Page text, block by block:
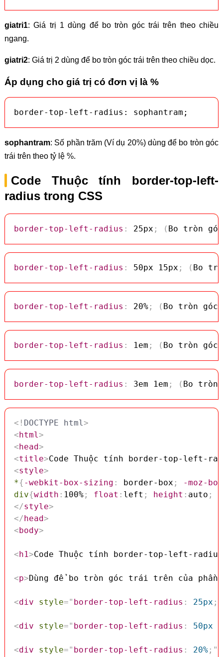
giatri1: Giá trị 1 dùng để bo tròn góc trái trên theo chiều
ngang.
giatri2: Giá trị 2 dùng để bo tròn góc trái trên theo chiều dọc.
Áp dụng cho giá trị có đơn vị là %
border-top-left-radius: sophantram;
sophantram: Số phần trăm (Ví dụ 20%) dùng để bo tròn góc
trái trên theo tỷ lệ %.
Code Thuộc tính border-top-left-
radius trong CSS
border-top-left-radius : 25px ; ( Bo tròn
border-top-left-radius : 50px 15px ; ( Bo
border-top-left-radius : 20%; ( Bo tròn
border-top-left-radius : 1em ; ( Bo tròn góc
border-top-left-radius : 3em 1em ; ( Bo tròn
<! DOCTYPE html>
< html>
< head>
<title>Code Thuộc tính border-top-left-
<style>
*{ -webkit-box-sizing : border-box ;
-moz-
div{width : 100%; float : left ; height : auto ;
</style>
</ head>
< body>
< h1>Code Thuộc tính border-top-left-radius
<p>Dùng để bo tròn góc trái trên của
<div style=" border-top-left-radius : 25px ;
<div style=" border-top-left-radius : 50px
<div style=" border-top-left-radius : 20%; "